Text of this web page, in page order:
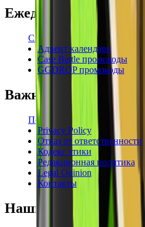
Ежедневные бонусы
Свежие промокоды
Адвент календарь
Case Battle промокоды
GGDROP промокоды
Важная информация
Пользовательское соглашение
Privacy Policy
Отказ от ответственности
Кодекс этики
Редакционная политика
Legal Opinion
Контакты
Наши режимы